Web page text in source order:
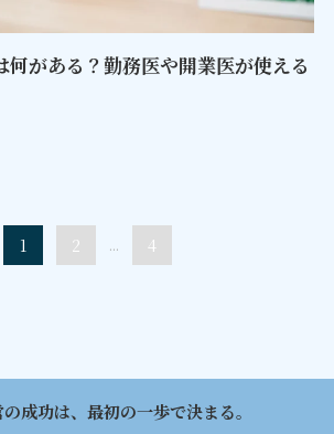
何がある？勤務医や開業医が使える
1 2 ... 4
成功は、最初の一歩で決まる。